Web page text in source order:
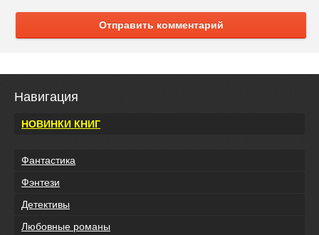
Отправить комментарий
Навигация
НОВИНКИ КНИГ
Фантастика
Фэнтези
Детективы
Любовные романы